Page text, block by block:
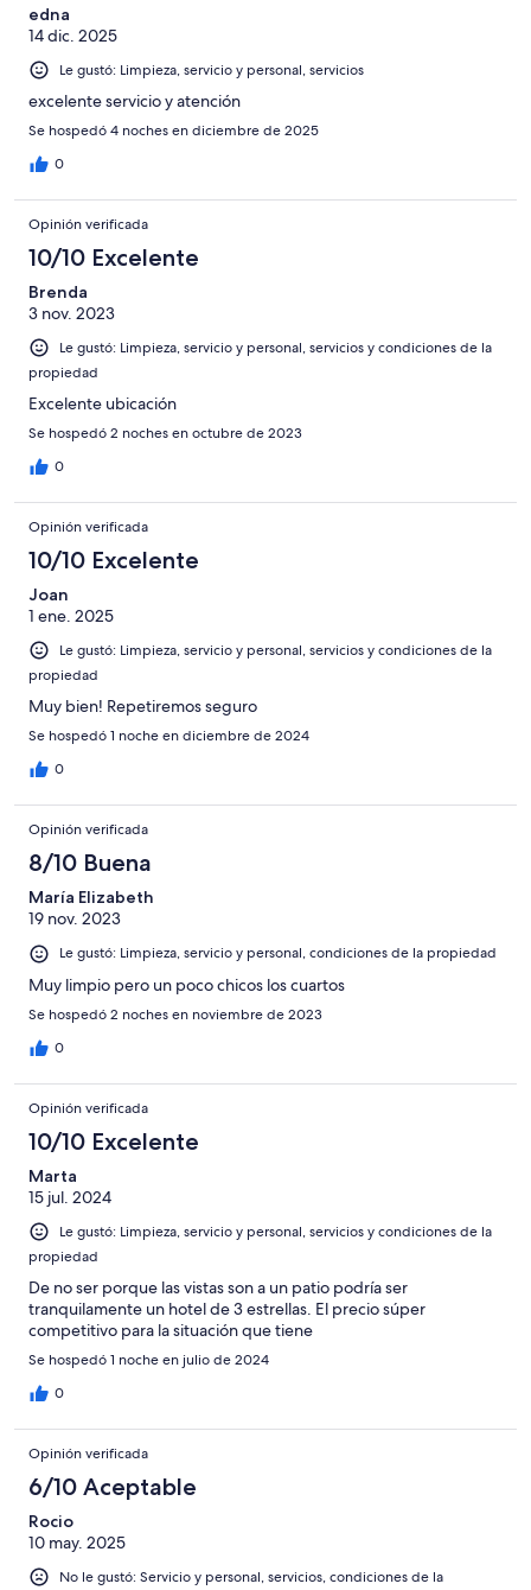
edna
14 dic. 2025
Le gustó: Limpieza, servicio y personal, servicios
excelente servicio y atención
Se hospedó 4 noches en diciembre de 2025
0
Opinión verificada
10/10 Excelente
Brenda
3 nov. 2023
Le gustó: Limpieza, servicio y personal, servicios y condiciones de la
propiedad
Excelente ubicación
Se hospedó 2 noches en octubre de 2023
0
Opinión verificada
10/10 Excelente
Joan
1 ene. 2025
Le gustó: Limpieza, servicio y personal, servicios y condiciones de la
propiedad
Muy bien! Repetiremos seguro
Se hospedó 1 noche en diciembre de 2024
0
Opinión verificada
8/10 Buena
María Elizabeth
19 nov. 2023
Le gustó: Limpieza, servicio y personal, condiciones de la propiedad
Muy limpio pero un poco chicos los cuartos
Se hospedó 2 noches en noviembre de 2023
0
Opinión verificada
10/10 Excelente
Marta
15 jul. 2024
Le gustó: Limpieza, servicio y personal, servicios y condiciones de la
propiedad
De no ser porque las vistas son a un patio podría ser
tranquilamente un hotel de 3 estrellas. El precio súper
competitivo para la situación que tiene
Se hospedó 1 noche en julio de 2024
0
Opinión verificada
6/10 Aceptable
Rocio
10 may. 2025
No le gustó: Servicio y personal, servicios, condiciones de la